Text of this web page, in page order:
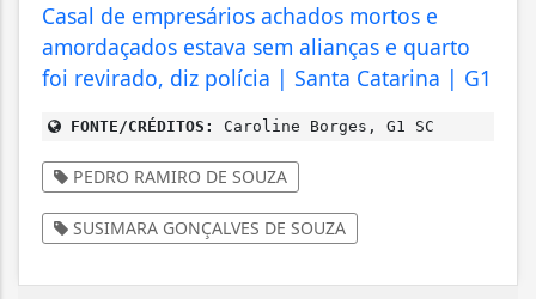
Casal de empresários achados mortos e
amordaçados estava sem alianças e quarto
foi revirado, diz polícia | Santa Catarina | G1
FONTE/CRÉDITOS: Caroline Borges, G1 SC
PEDRO RAMIRO DE SOUZA
SUSIMARA GONÇALVES DE SOUZA